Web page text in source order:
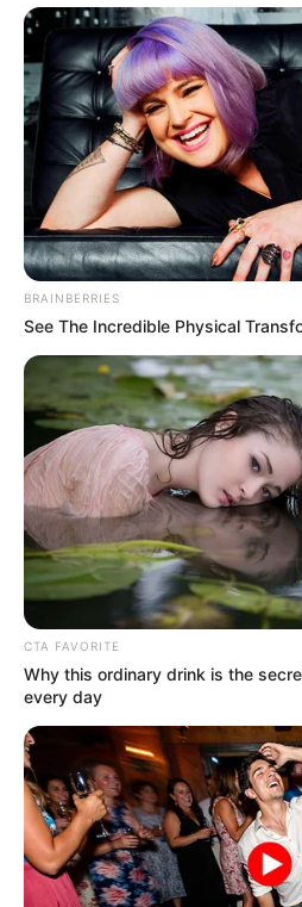
BRAINBERRIES
See The Incredible Physical
CTA FAVORITE
Why this ordinary drink is the
every day